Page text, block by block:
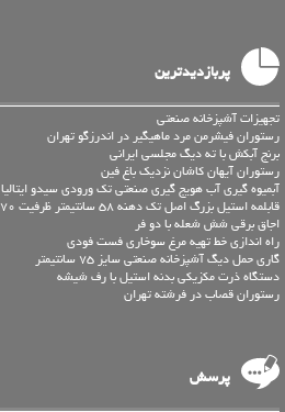
پربازدیدترین
تجهیزات آشپزخانه صنعتی
رستوران فیشرمن مرد ماهیگیر در اندرزگو تهران
برنج آبکش با ته دیگ مجلسی ایرانی
رستوران آیهان کاشان نزدیک باغ فین
آبمیوه گیری آب هویج گیری صنعتی تک ورودی سیدو ایتالیا
قابلمه استیل بزرگ اصل تک دهنه 58 سانتیمتر ظرفیت 70 لیتر مارک اسمارت
اجاق برقی شش شعله با دو فر
راه اندازی خط تهیه مرغ سوخاری فست فودی
گاری حمل دیگ آشپزخانه صنعتی سایز 75 سانتیمتر
دستگاه ذرت مکزیکی بدنه استیل با رف شیشه
رستوران قصاب در فرشته تهران
پرسش